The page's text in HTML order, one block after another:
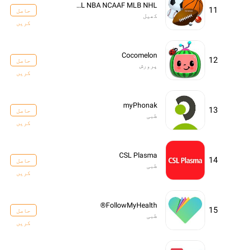
11
Dofu Live Stream for NFL NBA NCAAF MLB NHL
کھیل
حاصل
کریں
12
Cocomelon
پرورش
حاصل
کریں
13
myPhonak
طبی
حاصل
کریں
14
CSL Plasma
طبی
حاصل
کریں
15
FollowMyHealth®
طبی
حاصل
کریں